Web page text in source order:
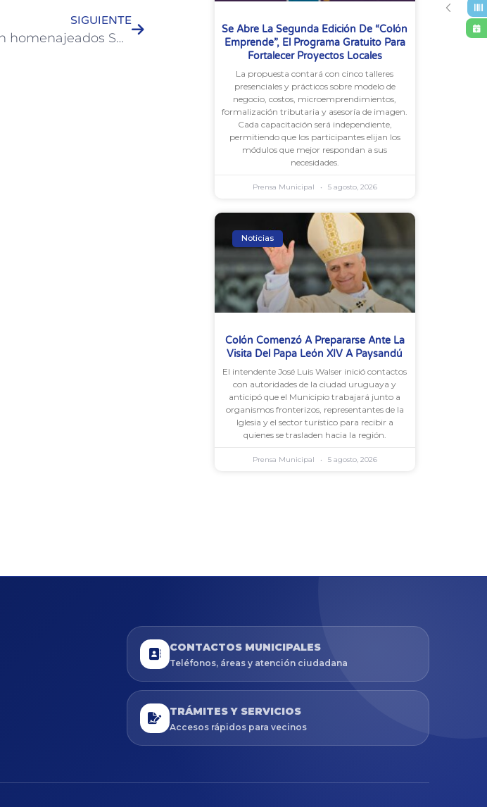
SIGUIENTE
3 de Febrero: fueron homenajeados San Martín y Urquiza en Colón
Se Abre La Segunda Edición De “Colón
Emprende”, El Programa Gratuito Para
Fortalecer Proyectos Locales
La propuesta contará con cinco talleres
presenciales y prácticos sobre modelo de
negocio, costos, microemprendimientos,
formalización tributaria y asesoría de imagen.
Cada capacitación será independiente,
permitiendo que los participantes elijan los
módulos que mejor respondan a sus
necesidades.
Prensa Municipal 5 agosto, 2026
Noticias
Colón Comenzó A Prepararse Ante La
Visita Del Papa León XIV A Paysandú
El intendente José Luis Walser inició contactos
con autoridades de la ciudad uruguaya y
anticipó que el Municipio trabajará junto a
organismos fronterizos, representantes de la
Iglesia y el sector turístico para recibir a
quienes se trasladen hacia la región.
Prensa Municipal 5 agosto, 2026
CONTACTOS MUNICIPALES
Teléfonos, áreas y atención ciudadana
TRÁMITES Y SERVICIOS
Accesos rápidos para vecinos